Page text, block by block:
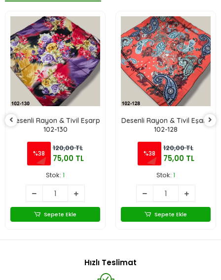
Desenli Rayon & Tivil Eşarp
102-130
%38
120,00 TL
75,00 TL
Stok: 1
Sepete Ekle
Desenli Rayon & Tivil Eşarp
102-128
%38
120,00 TL
75,00 TL
Stok: 1
Sepete Ekle
Hızlı Teslimat